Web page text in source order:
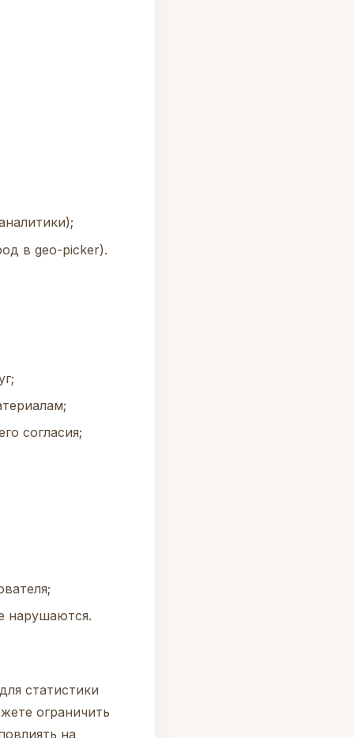
в geo-picker).
согласия;
нарушаются.
статистики
ограничить
на